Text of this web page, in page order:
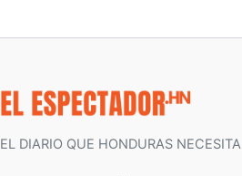
EL DIARIO QUE HONDURAS NECESITA